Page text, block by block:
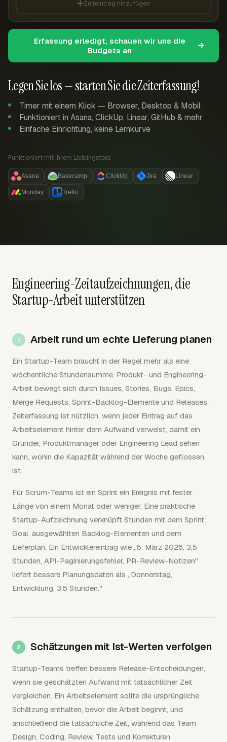
Legen Sie los — starten Sie die Zeiterfassung!
Timer mit einem Klick — Browser, Desktop & Mobil
Funktioniert in Asana, ClickUp, Linear, GitHub & mehr
Einfache Einrichtung, keine Lernkurve
Funktioniert mit Ihrem Lieblingstool:
Asana Basecamp ClickUp Jira Linear
Monday Trello
Zeiteintrag hinzufügen
Erfassung erledigt, schauen wir uns die
Budgets an
Engineering-Zeitaufzeichnungen, die
Startup-Arbeit unterstützen
Arbeit rund um echte Lieferung planen
Ein Startup-Team braucht in der Regel mehr als eine
wöchentliche Stundensumme. Produkt- und Engineering-
Arbeit bewegt sich durch Issues, Stories, Bugs, Epics,
Merge Requests, Sprint-Backlog-Elemente und Releases.
Zeiterfassung ist nützlich, wenn jeder Eintrag auf das
Arbeitselement hinter dem Aufwand verweist, damit ein
Gründer, Produktmanager oder Engineering Lead sehen
kann, wohin die Kapazität während der Woche geflossen
ist.
Für Scrum-Teams ist ein Sprint ein Ereignis mit fester
Länge von einem Monat oder weniger. Eine praktische
Startup-Aufzeichnung verknüpft Stunden mit dem Sprint
Goal, ausgewählten Backlog-Elementen und dem
Lieferplan. Ein Entwicklereintrag wie „5. März 2026, 3,5
Stunden, API-Paginierungsfehler, PR-Review-Notizen"
liefert bessere Planungsdaten als „Donnerstag,
Entwicklung, 3,5 Stunden."
Schätzungen mit Ist-Werten verfolgen
Startup-Teams treffen bessere Release-Entscheidungen,
wenn sie geschätzten Aufwand mit tatsächlicher Zeit
vergleichen. Ein Arbeitselement sollte die ursprüngliche
Schätzung enthalten, bevor die Arbeit beginnt, und
anschließend die tatsächliche Zeit, während das Team
Design, Coding, Review, Tests und Korrekturen